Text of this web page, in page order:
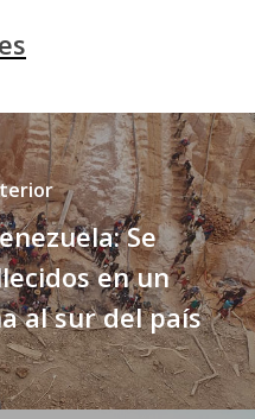
Se
en un
al sur del país